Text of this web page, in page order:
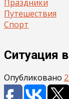
Праздники
Путешествия
Спорт
Ситуация
Опубликовано